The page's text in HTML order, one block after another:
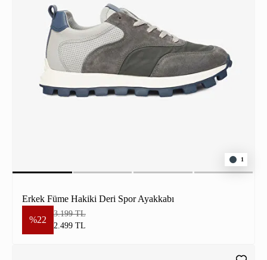
1
Erkek Füme Hakiki Deri Spor Ayakkabı
%22
3.199 TL
2.499 TL